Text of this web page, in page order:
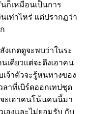
ก็เหมือนเป็นการ
เท่าไหร่ แต่ปรากฏว่า
เกตดูจะพบว่าในระ
เดียวแต่จะดึงเอาคน
จ้าตัวจะรู้หนทางของ
ลาที่เบิร์ดออกเทปชุด
ะเอาคนโน้นคนนี้มา
องและไม่ยอมรับ กับ